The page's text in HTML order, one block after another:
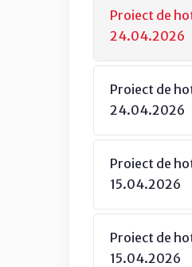
Proiect de
24.04.2026
Proiect de
24.04.2026
Proiect de
15.04.2026
Proiect de
15.04.2026